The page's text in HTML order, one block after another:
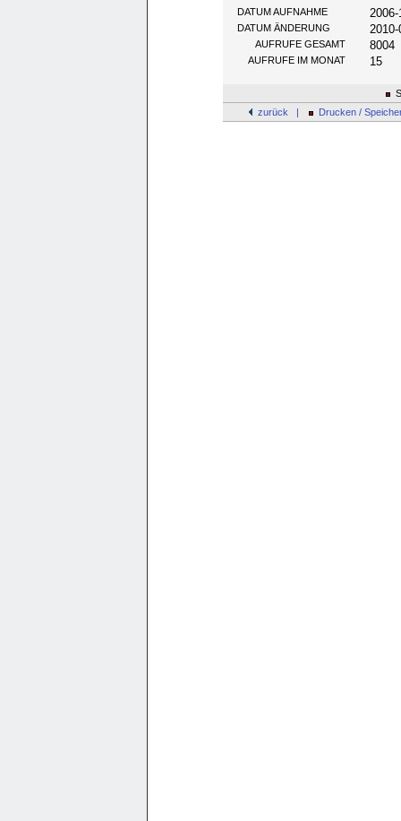
DATUM AUFNAHME 2006-
DATUM ÄNDERUNG 2010-
AUFRUFE GESAMT 8004
AUFRUFE IM MONAT 15
zurück |
Drucken /